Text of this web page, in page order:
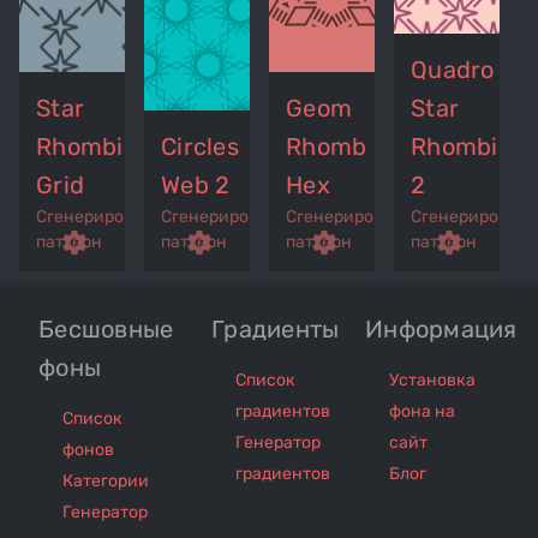
Star
Rhombic
Grid
Сгенерированный
паттерн
settings
Circles
Web 2
Сгенерированный
паттерн
remove_red_eye get_app settings
Geom
Rhomb
Hex
Сгенерированный
паттерн
remove_red_eye get_app settings
Quadro
Star
Rhombic
2
паттерн
remove_red_eye get_app settings
Бесшовные
фоны
Список
фонов
Категории
Генератор
Градиенты
Список
градиентов
Генератор
градиентов
Информация
Установка
фона на
сайт
Блог